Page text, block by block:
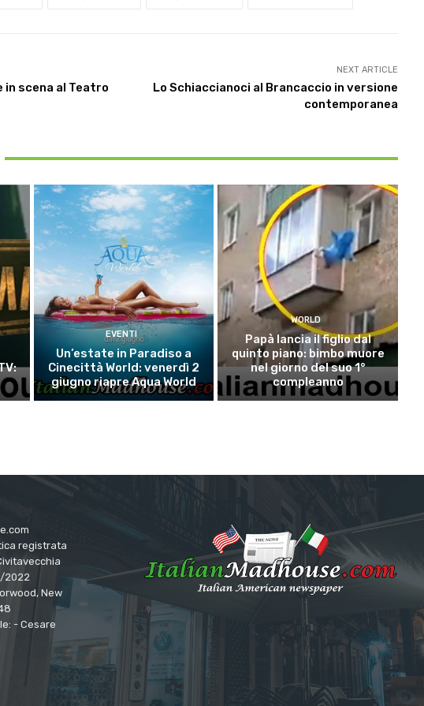
in scena al Teatro
NEXT ARTICLE
Lo Schiaccianoci al Brancaccio in versione
contemporanea
EVENTI
Un’estate in Paradiso a
Cinecittà World: venerdì 2
giugno riapre Aqua World
WORLD
Papà lancia il figlio dal
quinto piano: bimbo muore
nel giorno del suo 1°
compleanno
registrata
2022
New
- Cesare